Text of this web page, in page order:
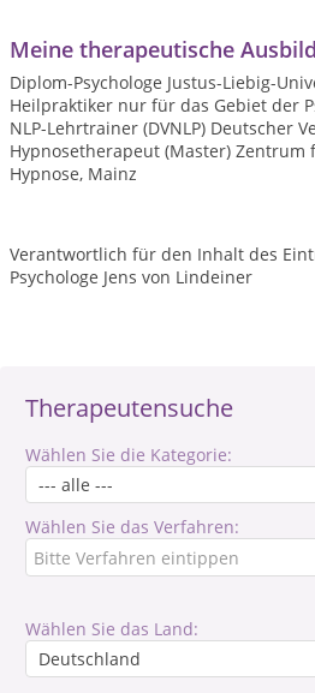
Therapeutensuche
Wählen Sie die Kategorie:
Wählen Sie das Verfahren:
Wählen Sie das Land:
Meine therapeutische
Diplom-Psychologe Justus-Liebig-
Heilpraktiker nur für das Gebiet der
NLP-Lehrtrainer (DVNLP) Deutscher
Hypnosetherapeut (Master) Zentrum
Hypnose, Mainz
Verantwortlich für den Inhalt des
Psychologe Jens von Lindeiner